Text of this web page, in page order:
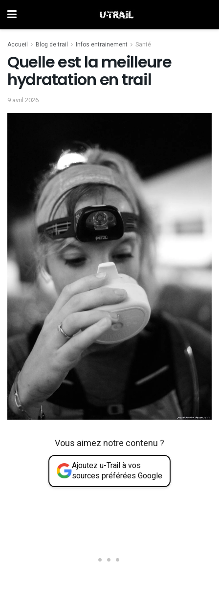
Accueil Blog de trail Infos entrainement Santé
Quelle est la meilleure
hydratation en trail
9 avril 2026
Vous aimez notre contenu ?
Ajoutez u-Trail à vos
sources préférées Google